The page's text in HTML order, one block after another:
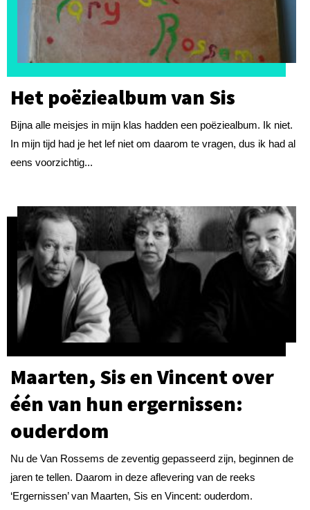
Het poëziealbum van Sis
Bijna alle meisjes in mijn klas hadden een poëziealbum. Ik niet.
In mijn tijd had je het lef niet om daarom te vragen, dus ik had al
eens voorzichtig...
Maarten, Sis en Vincent over
één van hun ergernissen:
ouderdom
Nu de Van Rossems de zeventig gepasseerd zijn, beginnen de
jaren te tellen. Daarom in deze aflevering van de reeks
‘Ergernissen’ van Maarten, Sis en Vincent: ouderdom.